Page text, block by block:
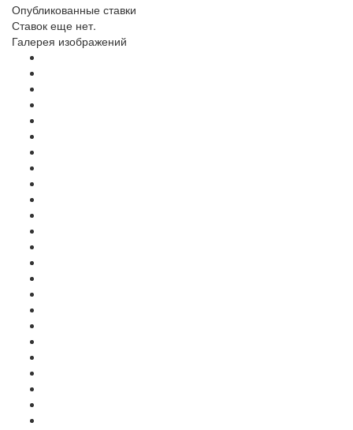
Опубликованные ставки
Ставок еще нет.
Галерея изображений